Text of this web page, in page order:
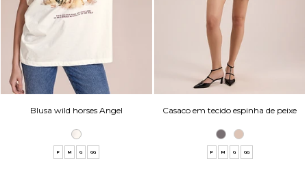
Blusa wild horses Angel
P M G GG
Casaco em tecido espinha de peixe
P M G GG